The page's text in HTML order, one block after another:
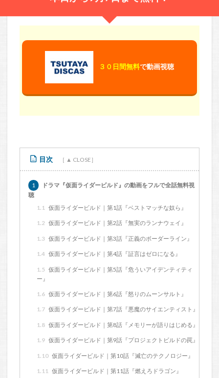
３０日間無料で動画視聴
目次
1
ドラマ『仮面ライダービルド』の動画をフルで全話無料視
聴
1.1 仮面ライダービルド｜第1話『ベストマッチな奴ら』
1.2 仮面ライダービルド｜第2話『無実のランナウェイ』
1.3 仮面ライダービルド｜第3話『正義のボーダーライン』
1.4 仮面ライダービルド｜第4話『証言はゼロになる』
1.5 仮面ライダービルド｜第5話『危ういアイデンティティ
ー』
1.6 仮面ライダービルド｜第6話『怒りのムーンサルト』
1.7 仮面ライダービルド｜第7話『悪魔のサイエンティスト』
1.8 仮面ライダービルド｜第8話『メモリーが語りはじめる』
1.9 仮面ライダービルド｜第9話『プロジェクトビルドの罠』
1.10 仮面ライダービルド｜第10話『滅亡のテクノロジー』
1.11 仮面ライダービルド｜第11話『燃えろドラゴン』